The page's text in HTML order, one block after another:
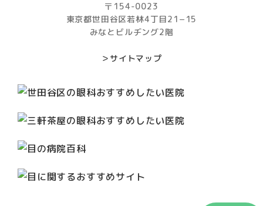
〒154-0023
東京都世田谷区若林4丁目21−15
みなとビルヂング2階
＞サイトマップ